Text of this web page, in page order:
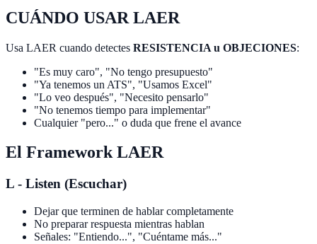
CUÁNDO USAR LAER
Usa LAER cuando detectes RESISTENCIA u OBJECIONES:
"Es muy caro", "No tengo presupuesto"
"Ya tenemos un ATS", "Usamos Excel"
"Lo veo después", "Necesito pensarlo"
"No tenemos tiempo para implementar"
Cualquier "pero..." o duda que frene el avance
El Framework LAER
L - Listen (Escuchar)
Dejar que terminen de hablar completamente
No preparar respuesta mientras hablan
Señales: "Entiendo...", "Cuéntame más..."